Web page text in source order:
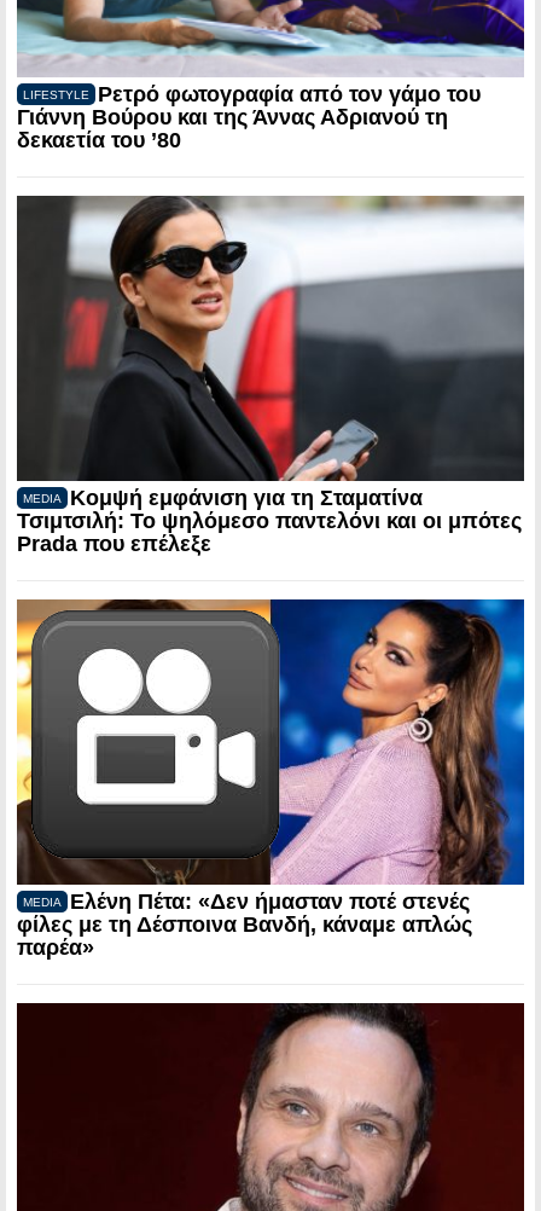
LIFESTYLE
Ρετρό φωτογραφία από τον γάμο του
Γιάννη Βούρου και της Άννας Αδριανού τη
δεκαετία του ’80
MEDIA
Κομψή εμφάνιση για τη Σταματίνα
Τσιμτσιλή: Το ψηλόμεσο παντελόνι και οι μπότες
Prada που επέλεξε
MEDIA
Ελένη Πέτα: «Δεν ήμασταν ποτέ στενές
φίλες με τη Δέσποινα Βανδή, κάναμε απλώς
παρέα»